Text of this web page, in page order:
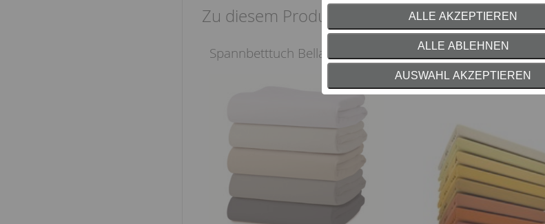
ALLE AKZEPTIEREN
ALLE ABLEHNEN
AUSWAHL AKZEPTIEREN
Zu diesem Produkt empfehlen wir
Spannbetttuch Bellana Samtweich
Spannbetttuch Bellana
Premiumstretch